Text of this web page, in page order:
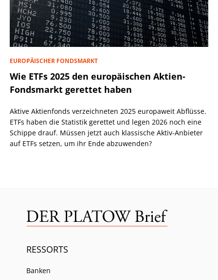
EUROPÄISCHER FONDSMARKT
Wie ETFs 2025 den europäischen Aktien-
Fondsmarkt gerettet haben
Aktive Aktienfonds verzeichneten 2025 europaweit Abflüsse.
ETFs haben die Statistik gerettet und legen 2026 noch eine
Schippe drauf. Müssen jetzt auch klassische Aktiv-Anbieter
auf ETFs setzen, um ihr Ende abzuwenden?
RESSORTS
Banken